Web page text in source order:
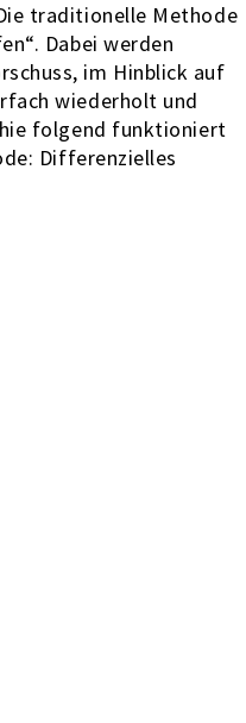
traditionelle Methode
Dabei werden
im Hinblick auf
wiederholt und
folgend funktioniert
Differenzielles